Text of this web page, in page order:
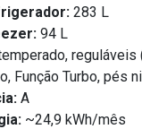
283 L
94 L
reguláveis
Função Turbo, pés
A
~24,9 kWh/mês